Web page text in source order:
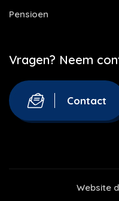
Pensioen
Vragen? Neem
Contact
Website